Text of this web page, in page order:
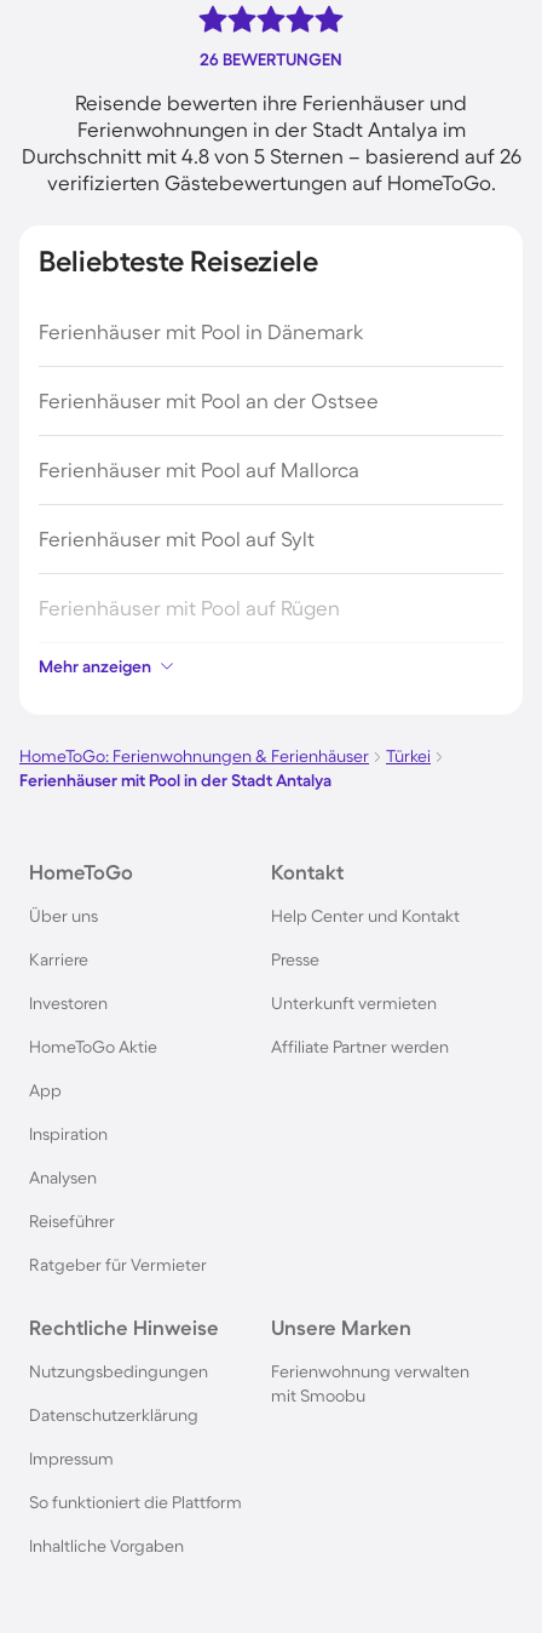
26 BEWERTUNGEN
Reisende bewerten ihre Ferienhäuser und
Ferienwohnungen in der Stadt Antalya im
Durchschnitt mit 4.8 von 5 Sternen – basierend auf 26
verifizierten Gästebewertungen auf HomeToGo.
Beliebteste Reiseziele
Ferienhäuser mit Pool in Dänemark
Ferienhäuser mit Pool an der Ostsee
Ferienhäuser mit Pool auf Mallorca
Ferienhäuser mit Pool auf Sylt
Ferienhäuser mit Pool auf Rügen
Ferienhäuser mit Pool am Gardasee
Ferienhäuser mit Pool an der Nordsee
Ferienhäuser mit Pool im Allgäu
Ferienhäuser mit Pool auf Fehmarn
Ferienhäuser mit Pool in Büsum
Ferienhäuser mit Pool in Berlin
Ferienhäuser mit Pool auf Texel
Ferienhäuser mit Pool in Oberstdorf
Mehr anzeigen
HomeToGo: Ferienwohnungen & Ferienhäuser
Türkei
Ferienhäuser mit Pool in der Stadt Antalya
HomeToGo
Über uns
Karriere
Investoren
HomeToGo Aktie
App
Inspiration
Analysen
Reiseführer
Ratgeber für Vermieter
Kontakt
Help Center und Kontakt
Presse
Unterkunft vermieten
Affiliate Partner werden
Rechtliche Hinweise
Nutzungsbedingungen
Datenschutzerklärung
Impressum
So funktioniert die Plattform
Inhaltliche Vorgaben
Unsere Marken
Ferienwohnung verwalten
mit Smoobu